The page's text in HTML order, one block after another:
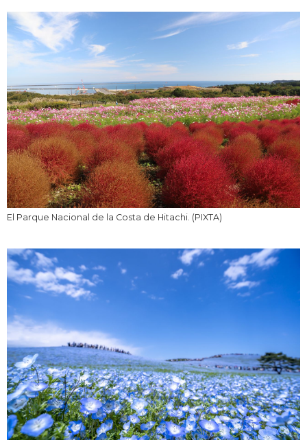
El Parque Nacional de la Costa de Hitachi. (PIXTA)